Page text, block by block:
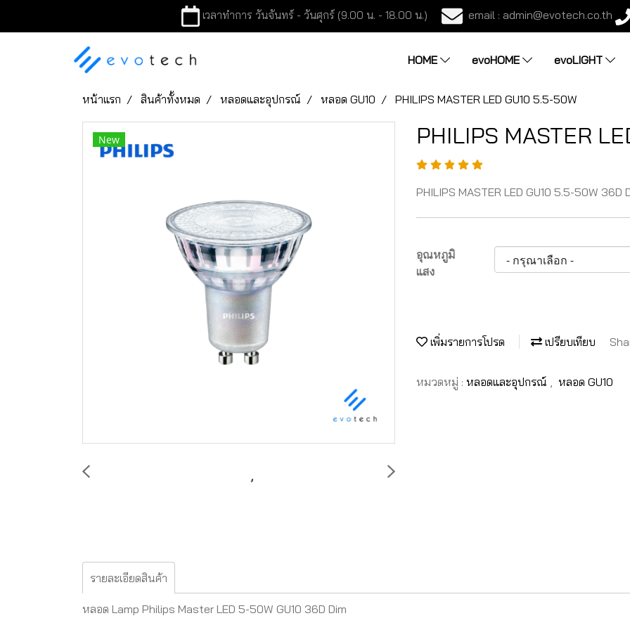
เวลาทำการ วันจันทร์ - วันศุกร์ (9.00 น. - 18.00 น.) email : admin@evotech.co.th
HOME evoHOME evoLIGHT
หน้าแรก สินค้าทั้งหมด หลอดและอุปกรณ์ หลอด GU10 PHILIPS MASTER LED GU10 5.5-50W
New PHILIPS MASTER
PHILIPS MASTER LED GU10 5.5-50W 36D
อุณหภูมิ
แสง
เพิ่มรายการโปรด เปรียบเทียบ
หมวดหมู่ : หลอดและอุปกรณ์ หลอด GU10
รายละเอียดสินค้า
หลอด Lamp Philips Master LED 5-50W GU10 36D Dim